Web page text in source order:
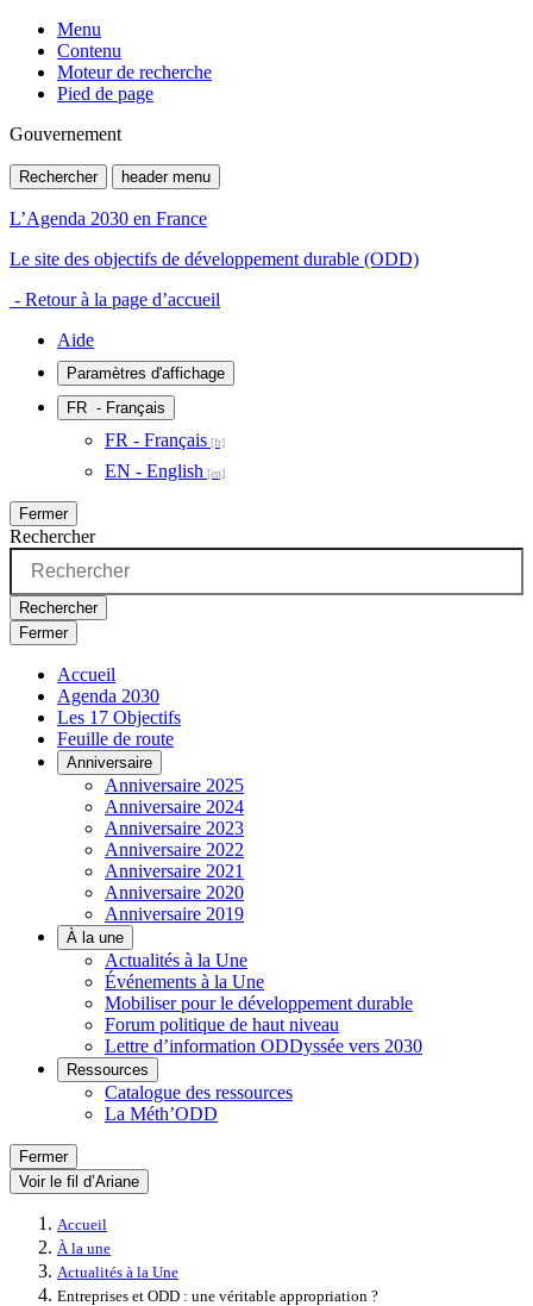
Menu
Contenu
Moteur de recherche
Pied de page
Gouvernement
Rechercher header menu
L’Agenda 2030 en France
Le site des objectifs de développement durable (ODD)
- Retour à la page d’accueil
Aide
Paramètres d'affichage
FR - Français
FR - Français
EN - English
Fermer
Rechercher
Rechercher
Fermer
Accueil
Agenda 2030
Les 17 Objectifs
Feuille de route
Anniversaire
Anniversaire 2025
Anniversaire 2024
Anniversaire 2023
Anniversaire 2022
Anniversaire 2021
Anniversaire 2020
Anniversaire 2019
À la une
Actualités à la Une
Événements à la Une
Mobiliser pour le développement durable
Forum politique de haut niveau
Lettre d’information ODDyssée vers 2030
Ressources
Catalogue des ressources
La Méth’ODD
Fermer
Voir le fil d’Ariane
Accueil
À la une
Actualités à la Une
Entreprises et ODD : une véritable appropriation ?